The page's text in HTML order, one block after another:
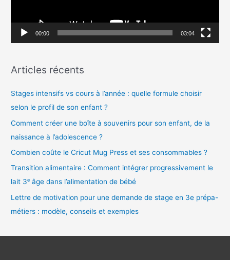
i
é
00:00 03:04
Articles récents
Stages intensifs vs cours à l’année : quelle formule choisir
selon le profil de son enfant ?
Comment créer une boîte à souvenirs pour son enfant, de la
naissance à l’adolescence ?
Combien coûte le Cricut Mug Press et ses consommables ?
Transition alimentaire : Comment intégrer progressivement le
lait 3ᵉ âge dans l’alimentation de bébé
Lettre de motivation pour une demande de stage en 3e prépa-
métiers : modèle, conseils et exemples